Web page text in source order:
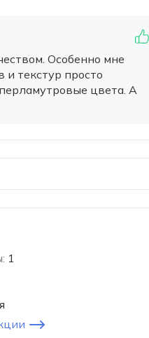
Особенно мне
и текстур просто
цвета. А
1